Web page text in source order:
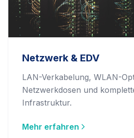
Netzwerk & EDV
LAN-Verkabelung, WLAN-
Netzwerkdosen und
Infrastruktur.
Mehr erfahren